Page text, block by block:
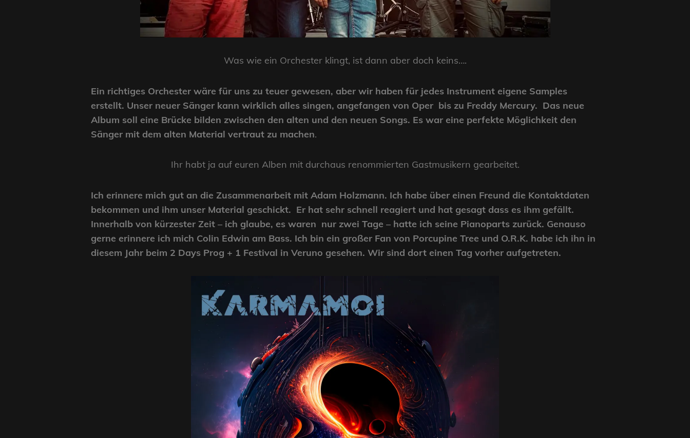
Was wie ein Orchester klingt, ist dann aber doch keins….
Ein richtiges Orchester wäre für uns zu teuer gewesen, aber wir haben für jedes Instrument eigene Samples
erstellt. Unser neuer Sänger kann wirklich alles singen, angefangen von Oper bis zu Freddy Mercury. Das neue
Album soll eine Brücke bilden zwischen den alten und den neuen Songs. Es war eine perfekte Möglichkeit den
Sänger mit dem alten Material vertraut zu machen.
Ihr habt ja auf euren Alben mit durchaus renommierten Gastmusikern gearbeitet.
Ich erinnere mich gut an die Zusammenarbeit mit Adam Holzmann. Ich habe über einen Freund die Kontaktdaten
bekommen und ihm unser Material geschickt. Er hat sehr schnell reagiert und hat gesagt dass es ihm gefällt.
Innerhalb von kürzester Zeit – ich glaube, es waren nur zwei Tage – hatte ich seine Pianoparts zurück. Genauso
gerne erinnere ich mich Colin Edwin am Bass. Ich bin ein großer Fan von Porcupine Tree und O.R.K. habe ich ihn in
diesem Jahr beim 2 Days Prog + 1 Festival in Veruno gesehen. Wir sind dort einen Tag vorher aufgetreten.